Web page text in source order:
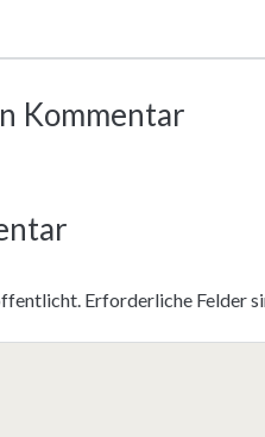
Kommentar
Erforderliche Felder